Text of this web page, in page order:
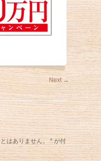
Next→
はありません。 *が付